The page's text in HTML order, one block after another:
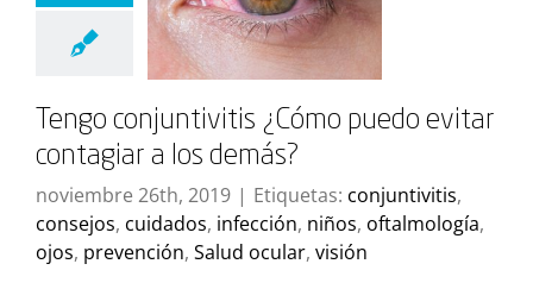
Tengo conjuntivitis ¿Cómo puedo evitar
contagiar a los demás?
noviembre 26th, 2019 | Etiquetas: conjuntivitis,
consejos, cuidados, infección, niños, oftalmología,
ojos, prevención, Salud ocular, visión